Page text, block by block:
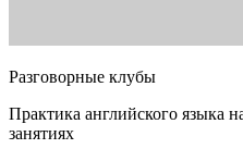
Разговорные клубы
Практика английского языка
занятиях